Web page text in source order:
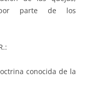
por parte de los
conocida de la